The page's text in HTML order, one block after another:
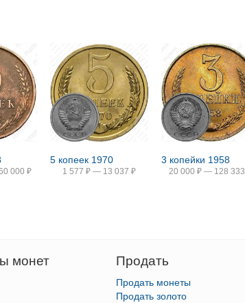
000 ₽
5 копеек 1970
1 577 ₽ — 13 037 ₽
3 копейки 1958
20 000 ₽ — 128 333
монет Продать
Продать монеты
Продать золото